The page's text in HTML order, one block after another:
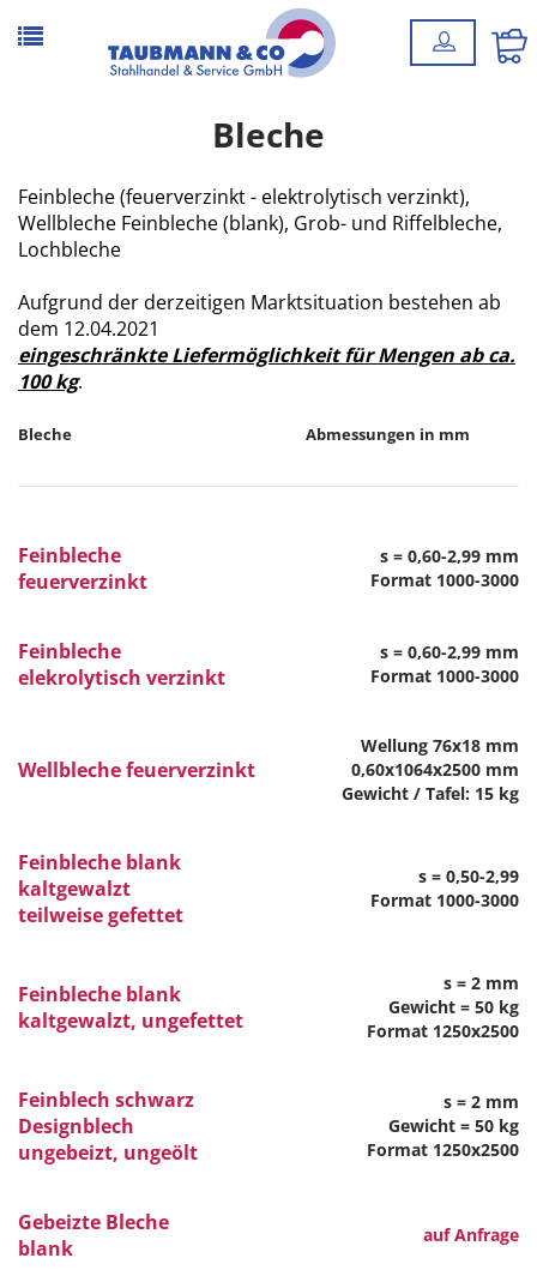
Bleche
Feinbleche (feuerverzinkt - elektrolytisch verzinkt),
Wellbleche Feinbleche (blank), Grob- und Riffelbleche,
Lochbleche
Aufgrund der derzeitigen Marktsituation bestehen ab
dem 12.04.2021
eingeschränkte Liefermöglichkeit fürMengen ab ca.
100 kg.
Bleche Abmessungen in mm
Feinbleche
feuerverzinkt
s = 0,60-2,99 mm
Format 1000-3000
Feinbleche
elekrolytisch verzinkt
s = 0,60-2,99 mm
Format 1000-3000
Wellbleche feuerverzinkt
Wellung 76x18 mm
0,60x1064x2500 mm
Gewicht / Tafel: 15 kg
Feinbleche blank
kaltgewalzt
teilweise gefettet
s = 0,50-2,99
Format 1000-3000
Feinbleche blank
kaltgewalzt, ungefettet
s = 2 mm
Gewicht = 50 kg
Format 1250x2500
Feinblech schwarz
Designblech
ungebeizt, ungeölt
s = 2 mm
Gewicht = 50 kg
Format 1250x2500
Gebeizte Bleche
blank
auf Anfrage